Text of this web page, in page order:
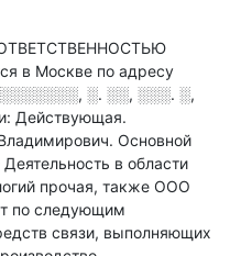
в Москве по адресу
░. ░░, ░░░. ░,
Действующая.
Основной
в области
прочая, также ООО
по следующим
связи, выполняющих